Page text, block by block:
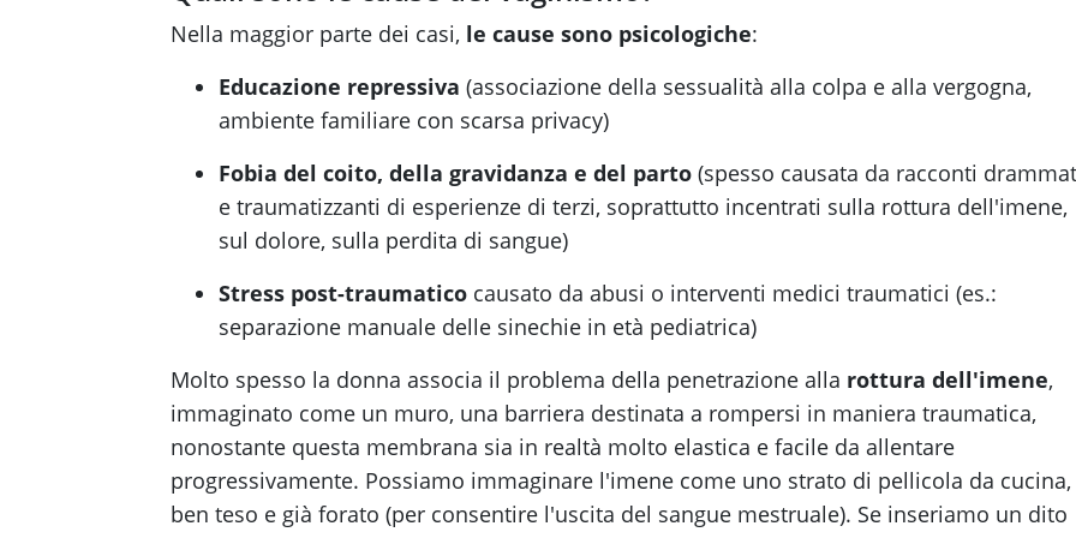
Nella maggior parte dei casi, le cause sono psicologiche:
Educazione repressiva (associazione della sessualità alla colpa e alla vergogna,
ambiente familiare con scarsa privacy)
Fobia del coito, della gravidanza e del parto (spesso causata da racconti
e traumatizzanti di esperienze di terzi, soprattutto incentrati sulla rottura dell'imene,
sul dolore, sulla perdita di sangue)
Stress post-traumatico causato da abusi o interventi medici traumatici (es.:
separazione manuale delle sinechie in età pediatrica)
Molto spesso la donna associa il problema della penetrazione alla rottura dell'imene,
immaginato come un muro, una barriera destinata a rompersi in maniera traumatica,
nonostante questa membrana sia in realtà molto elastica e facile da allentare
progressivamente. Possiamo immaginare l'imene come uno strato di pellicola da cucina,
ben teso e già forato (per consentire l'uscita del sangue mestruale). Se inseriamo un dito